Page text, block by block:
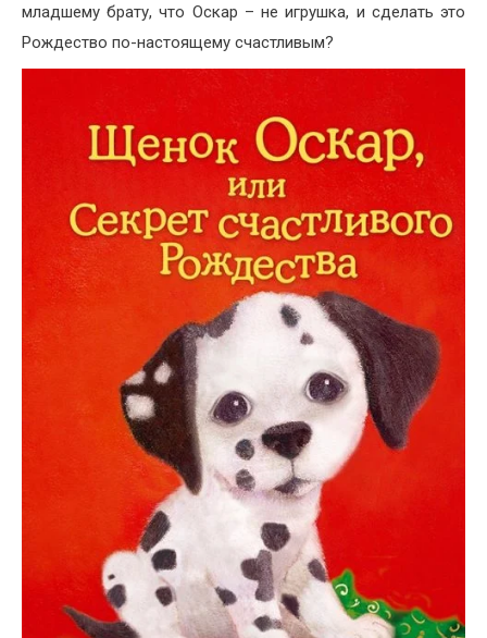
младшему брату, что Оскар – не игрушка, и сделать это
Рождество по-настоящему счастливым?